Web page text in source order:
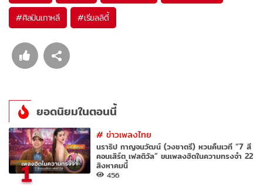
#ศิลปินเกาหลี #เรียลลิตี้
ยอดนิยมในตอนนี้
1
#ข่าวเพลงไทย
นราธิป กาญจนวัฒน์ (วงชาตรี) หวนคืนเวที “7 สี
คอนเสิร์ต เฟสติวัล” ขนเพลงฮิตในความทรงจำ 22
สิงหาคมนี้
456